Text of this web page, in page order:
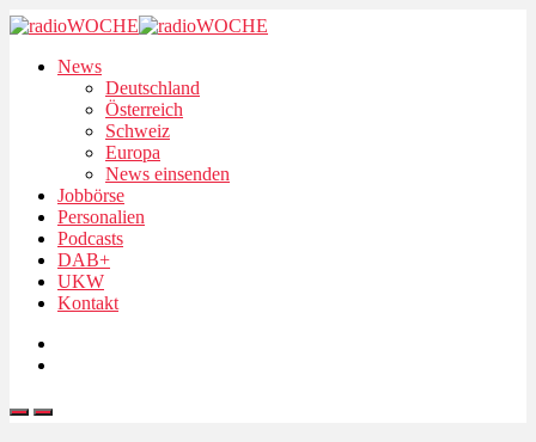
News
Deutschland
Österreich
Schweiz
Europa
News einsenden
Jobbörse
Personalien
Podcasts
DAB+
UKW
Kontakt